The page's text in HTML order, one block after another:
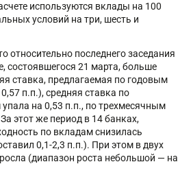
используются вклады на 100
условий на три, шесть и
относительно последнего заседания
состоявшегося 21 марта, больше
ставка, предлагаемая по годовым
п.п.), средняя ставка по
на 0,53 п.п., по трехмесячным
этот же период в 14 банках,
по вкладам снизилась
0,1-2,3 п.п.). При этом в двух
(диапазон роста небольшой — на